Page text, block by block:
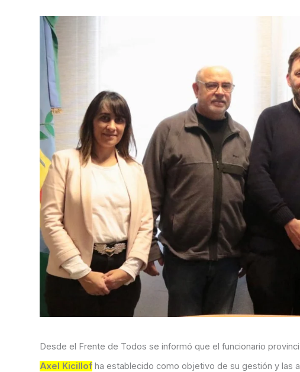
Desde el Frente de Todos se informó que el funcionario
Axel Kicillof ha establecido como objetivo de su gestión y las